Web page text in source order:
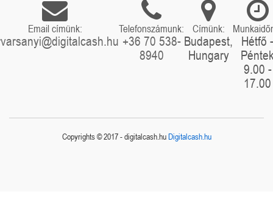
Email címünk: Telefonszámunk:
+36 70 538-
8940
Címünk:
Budapest,
Hungary
Hétfő -
9.00 -
17.00
Copyrights © 2017 - digitalcash.huDigitalcash.hu